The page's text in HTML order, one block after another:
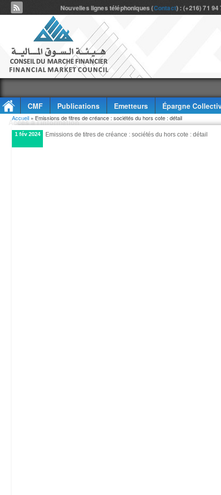
Nouvelles lignes téléphoniques (Contact) : (+216) 71
CMF Publications Emetteurs
Épargne
Accès à l'information
Vous êtes ici
Accueil » Emissions de titres de créance : sociétés du hors cote : détail
1 fév 2024 Emissions de titres de créance : sociétés du hors cote : détail